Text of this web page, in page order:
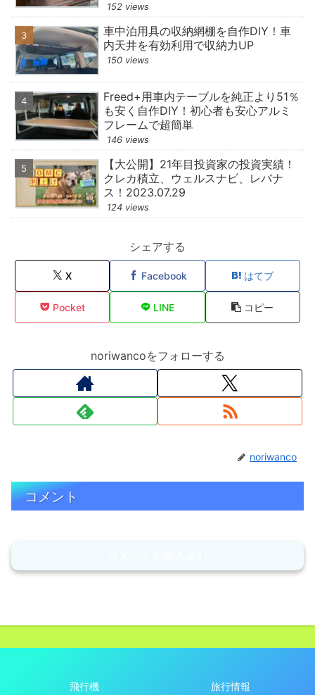
152 views
車中泊用具の収納網棚を自作DIY！車
内天井を有効利用で収納力UP
150 views
Freed+用車内テーブルを純正より51％
も安く自作DIY！初心者も安心アルミ
フレームで超簡単
146 views
【大公開】21年目投資家の投資実績！
クレカ積立、ウェルスナビ、レバナ
ス！2023.07.29
124 views
シェアする
X Facebook はてブ
Pocket LINE コピー
noriwancoをフォローする
noriwanco
コメント
飛行機
旅行情報